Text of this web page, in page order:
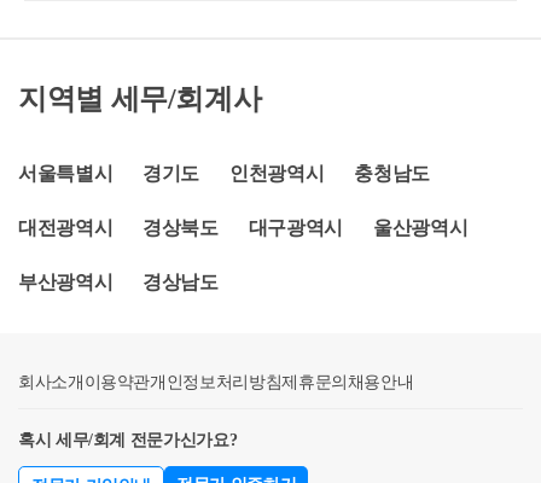
다시 이체하는 경우, 이는 자녀에게 귀속된 축의금이
경우?신랑 및 신부에게 직접 귀속되는 축의금이라면
택 취득자금으로 활용할 경우 이는 부모에게 직접 증
여받은 것과 동일하게 보는 것입니다.현실적으로 축의
통해 수취하신 경우 등에는증여세를 줄이기 위해, 신
빙 등을 준비해두시는 것이 추후 조사를 대비하는 방
수 없으니,미제출 사유서에 '잔금일에 맞춰 대출 실행
예정' 등 사유를 작성하고 추후 금융거래확인서(대출
시면 됩니다.공동명의로 구입하는 주택에 대해주택담
대출의 담보가 되는 주택은 공동명의로 구입할 지라
다. 단독명의로 실행한 대출금을 통해 공동명의로 주
였더라도,해당 대출금을 부동산 취득대금으로 활용하
행하였음이 확인되면 각각의 자금 출처로 인정될 수
있습니다.즉, 공동명의로 구입할 경우 각 명의자별 자
경우에 있어,이 자금조달계획서가단순한 서류 한 장이
아니라실제로 국세청 조사까지 연결되는경우가 상당
떤 부분이 문제가 되고,금액적으로 용인이 가능한 부
획시주의하셔야 할 사항과,실제 조사 등이 어떻게 진
서는 무엇인가요?자금조달계획서란,부동산 매수 시
주택 금액과 상관없이 무조건 제출해야 하며비규제지
거래허가구역의 경우,토지거래허가를 받을 때 1회부
동산 계약을 하는 경우,매매계약일로부터 30일 이내
지역별 세무/회계사
서울특별시 경기도 인천광역시 충청남도
대전광역시 경상북도 대구광역시 울산광역시
부산광역시 경상남도
회사소개 이용약관개인정보처리방침제휴문의 채용안내
혹시 세무/회계 전문가신가요?